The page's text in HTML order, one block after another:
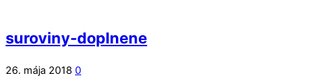
suroviny-doplnene
26. mája 2018 0